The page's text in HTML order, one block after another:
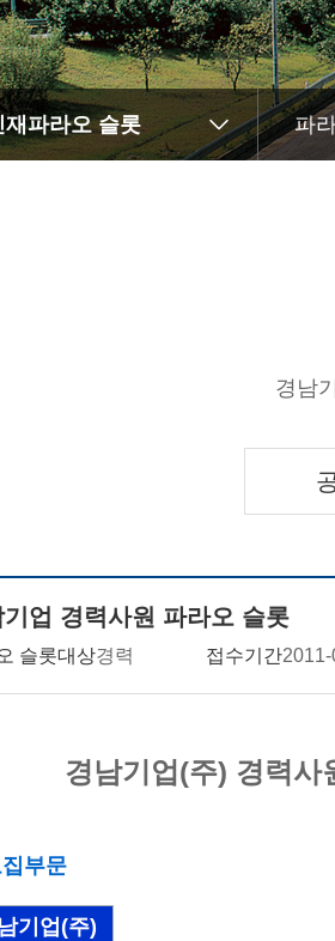
찾아오시는길
재파라오 슬롯 파
경남
기업 경력사원 파라오 슬롯
슬롯대상경력 접수기간
경남기업(주) 경력사
부문
기업(주)